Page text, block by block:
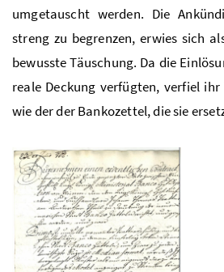
umgetauscht werden. Die
streng zu begrenzen, erwies sich
bewusste Täuschung. Da die
reale Deckung verfügten, verfiel
wie der der Bankozettel, die sie